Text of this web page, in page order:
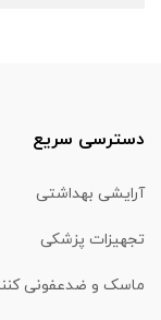
دسترسی سریع
آرایشی بهداشتی
تجهیزات پزشکی
ماسک و ضدعفونی